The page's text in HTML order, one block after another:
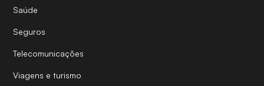
Saúde
Seguros
Telecomunicações
Viagens e turismo